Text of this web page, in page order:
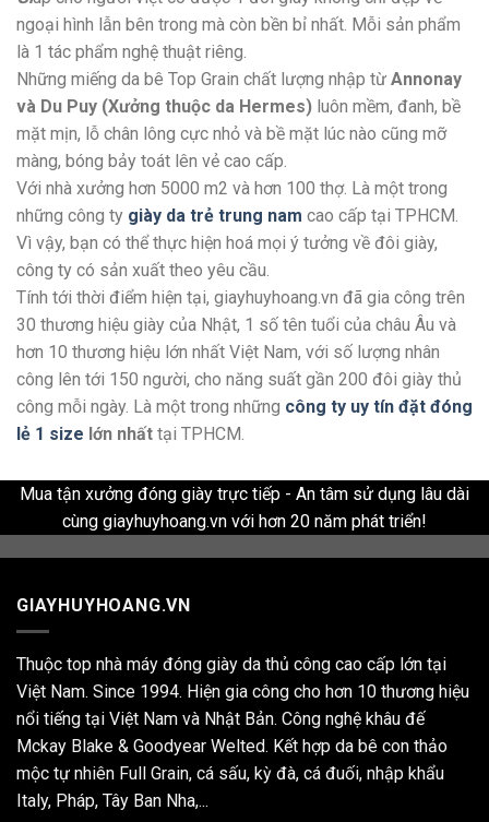
ngoại hình lẫn bên trong mà còn bền bỉ nhất. Mỗi sản phẩm
là 1 tác phẩm nghệ thuật riêng.
Những miếng da bê Top Grain chất lượng nhập từ Annonay
và Du Puy (Xưởng thuộc da Hermes) luôn mềm, đanh, bề
mặt mịn, lỗ chân lông cực nhỏ và bề mặt lúc nào cũng mỡ
màng, bóng bảy toát lên vẻ cao cấp.
Với nhà xưởng hơn 5000 m2 và hơn 100 thợ. Là một trong
những công ty giày da trẻ trung nam cao cấp tại TPHCM.
Vì vậy, bạn có thể thực hiện hoá mọi ý tưởng về đôi giày,
công ty có sản xuất theo yêu cầu.
Tính tới thời điểm hiện tại, giayhuyhoang.vn đã gia công trên
30 thương hiệu giày của Nhật, 1 số tên tuổi của châu Âu và
hơn 10 thương hiệu lớn nhất Việt Nam, với số lượng nhân
công lên tới 150 người, cho năng suất gần 200 đôi giày thủ
công mỗi ngày. Là một trong những công ty uy tín đặt đóng
lẻ 1 size lớn nhất tại TPHCM.
Mua tận xưởng đóng giày trực tiếp - An tâm sử dụng lâu dài
cùng giayhuyhoang.vn với hơn 20 năm phát triển!
GIAYHUYHOANG.VN
Thuộc top nhà máy đóng giày da thủ công cao cấp lớn tại
Việt Nam. Since 1994. Hiện gia công cho hơn 10 thương hiệu
nổi tiếng tại Việt Nam và Nhật Bản. Công nghệ khâu đế
Mckay Blake & Goodyear Welted. Kết hợp da bê con thảo
mộc tự nhiên Full Grain, cá sấu, kỳ đà, cá đuối, nhập khẩu
Italy, Pháp, Tây Ban Nha,...